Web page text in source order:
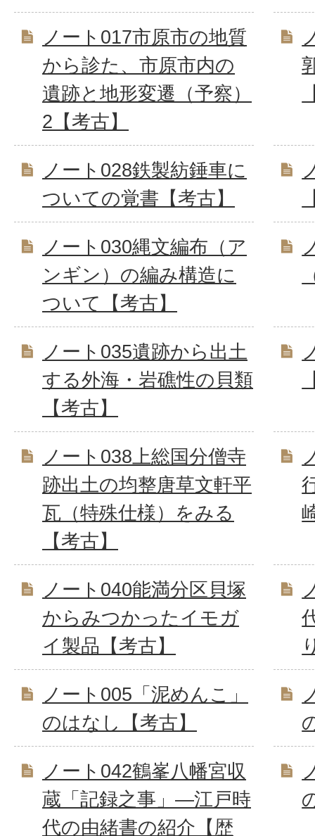
ノート017市原市の地質
から診た、市原市内の
遺跡と地形変遷（予察）
2【考古】
ノート028鉄製紡錘車に
ついての覚書【考古】
ノート030縄文編布（ア
ンギン）の編み構造に
ついて【考古】
ノート035遺跡から出土
する外海・岩礁性の貝類
【考古】
ノート038上総国分僧寺
跡出土の均整唐草文軒平
瓦（特殊仕様）をみる
【考古】
ノート040能満分区貝塚
からみつかったイモガ
イ製品【考古】
ノート005「泥めんこ」
のはなし【考古】
ノート042鶴峯八幡宮収
蔵「記録之事」―江戸時
代の由緒書の紹介【歴